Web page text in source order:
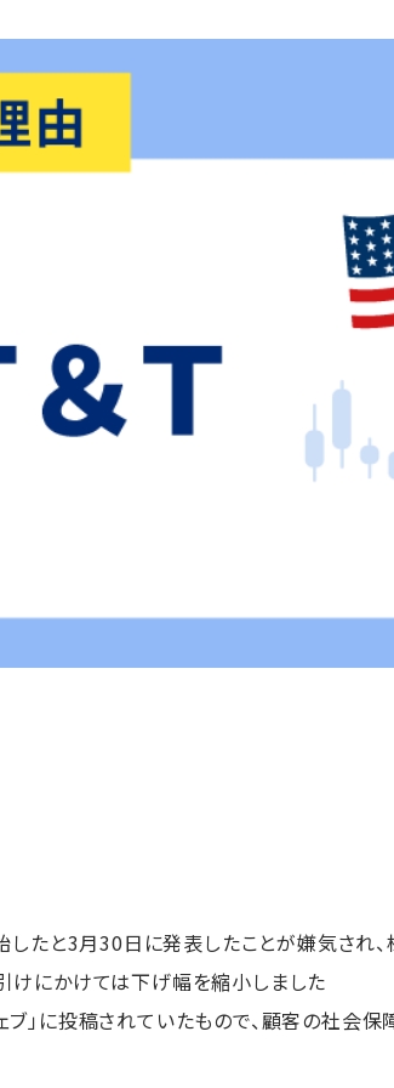
したと3月30日に発表したことが嫌気され
けにかけては下げ幅を縮小しました
」に投稿されていたもので、顧客の社会